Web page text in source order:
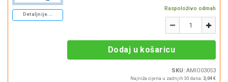
Detaljnije...
Raspoloživo odmah
- +
Dodaj u košaricu
SKU: AMIO03053
Najniža cijena u zadnjih 30 dana: 3,04 €